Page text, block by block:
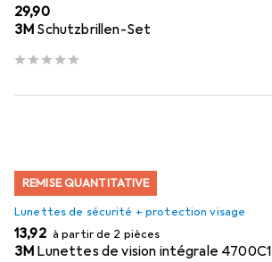
EUR
29,90
3M Schutzbrillen-Set
REMISE QUANTITATIVE
Lunettes de sécurité + protection visage
EUR
13,92 à partir de 2 pièces
3M Lunettes de vision intégrale 4700C1